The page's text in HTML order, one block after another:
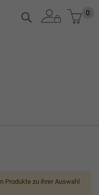
Zum
Inhalt
0
Suche
Produkte zu ihrer Auswahl